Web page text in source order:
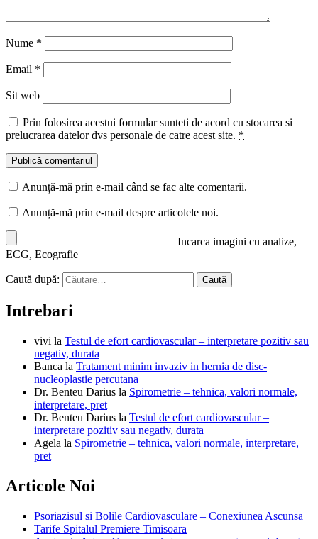
Nume *
Email *
Sit web
Prin folosirea acestui formular sunteti de acord cu stocarea si
prelucrarea datelor dvs personale de catre acest site. *
Anunță-mă prin e-mail când se fac alte comentarii.
Anunță-mă prin e-mail despre articolele noi.
Incarca imagini cu analize,
ECG, Ecografie
Caută după:
Intrebari
vivi la Testul de efort cardiovascular – interpretare pozitiv sau
negativ, durata
Banca la Tratament minim invaziv in hernia de disc-
nucleoplastie percutana
Dr. Benteu Darius la Spirometrie – tehnica, valori normale,
interpretare, pret
Dr. Benteu Darius la Testul de efort cardiovascular –
interpretare pozitiv sau negativ, durata
Agela la Spirometrie – tehnica, valori normale, interpretare,
pret
Articole Noi
Psoriazisul si Bolile Cardiovasculare – Conexiunea Ascunsa
Tarife Spitalul Premiere Timisoara